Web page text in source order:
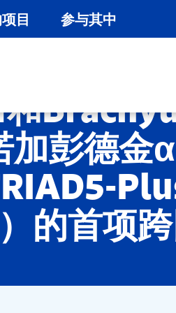
目 参与其中
和
加彭德
的首项